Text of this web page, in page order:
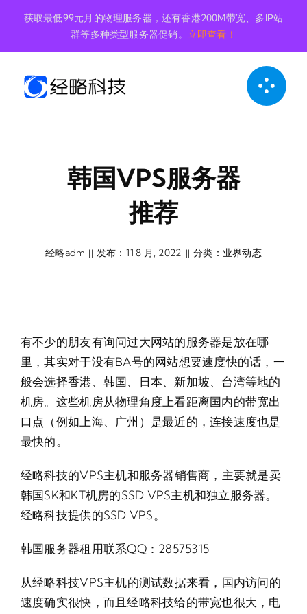
内
获取最低99元月的物理服务器，还有香港200M带宽、多IP站
群等多种类型服务器促销。 立即查看！
韩国VPS服务器
推荐
经略adm || 发布：11 8 月, 2022 || 分类： 业界动态
有不少的朋友有询问过大网站的服务器是放在哪
里，其实对于没有BA号的网站想要速度快的话，一
般会选择香港、韩国、日本、新加坡、台湾等地的
机房。这些机房从物理角度上看距离国内的带宽出
口点（例如上海、广州）是最近的，连接速度也是
最快的。
经略科技的VPS主机和服务器销售商，主要就是卖
韩国SK和KT机房的SSD VPS主机和独立服务器。
经略科技提供的SSD VPS。
韩国服务器租用联系QQ：28575315
从经略科技VPS主机的测试数据来看，国内访问的
速度确实很快，而且经略科技给的带宽也很大，电